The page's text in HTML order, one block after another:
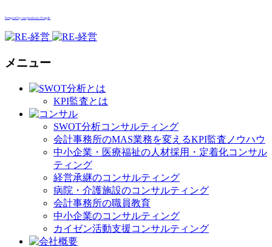
Designed by rawpixel.com / Freepik
メニュー
KPI監査とは
SWOT分析コンサルティング
会計事務所のMAS業務を変えるKPI監査ノウハウ
中小企業・医療福祉の人材採用・定着化コンサル
ティング
経営承継のコンサルティング
病院・介護施設のコンサルティング
会計事務所の職員教育
中小企業のコンサルティング
カイゼン活動支援コンサルティング